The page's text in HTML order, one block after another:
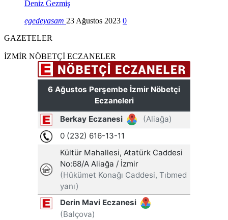
Deniz Gezmiş
egedeyasam 23 Ağustos 2023 0
GAZETELER
İZMİR NÖBETÇİ ECZANELER